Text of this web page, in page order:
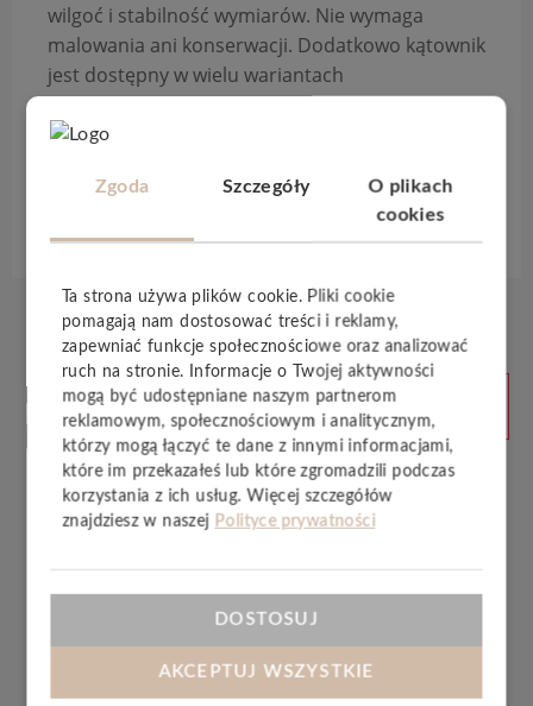
wilgoć i stabilność wymiarów. Nie wymaga
malowania ani konserwacji. Dodatkowo kątownik
jest dostępny w wielu wariantach
kolorystycznych, to sprawia, że pasuje do każdej
scenerii.
Produkty
powiązane
ZOBACZ
WSZYSTKIE
Zgoda Szczegóły
O plikach
cookies
Ta strona używa plików cookie. Pliki cookie
pomagają nam dostosować treści i reklamy,
zapewniać funkcje społecznościowe oraz analizować
ruch na stronie. Informacje o Twojej aktywności
mogą być udostępniane naszym partnerom
reklamowym, społecznościowym i analitycznym,
którzy mogą łączyć te dane z innymi informacjami,
które im przekazałeś lub które zgromadzili podczas
korzystania z ich usług. Więcej szczegółów
znajdziesz w naszej Polityce prywatności
DOSTOSUJ
AKCEPTUJ WSZYSTKIE